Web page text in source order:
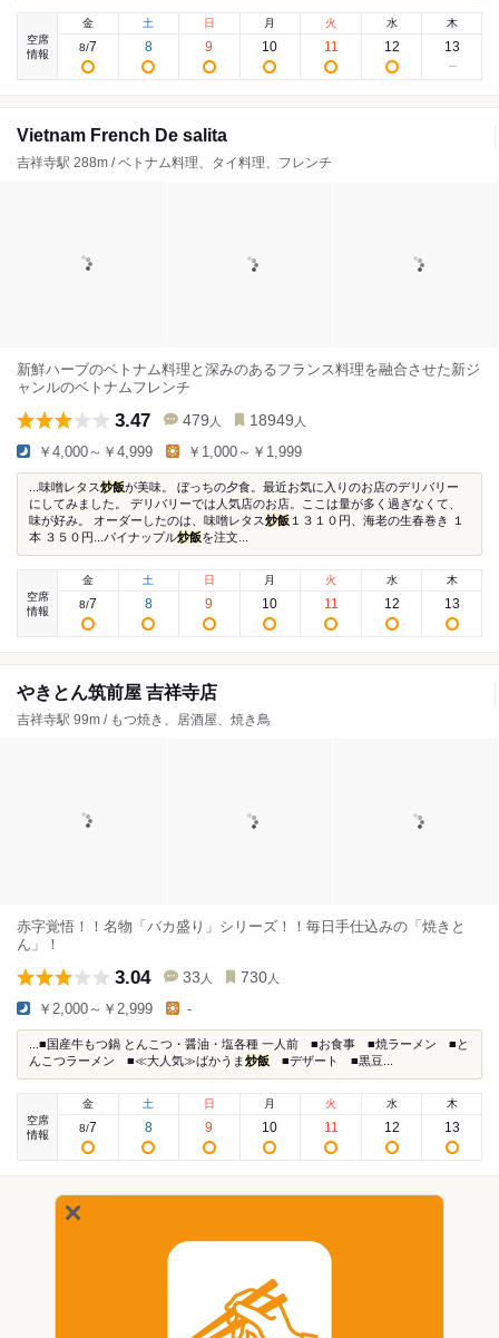
空席
情報
金
8/7
土
8
日
9
月
10
火
11
水
12
木
13
Vietnam French De salita
吉祥寺駅 288m / ベトナム料理、タイ料理、フレンチ
新鮮ハーブのベトナム料理と深みのあるフランス料理を融合させた新ジ
ャンルのベトナムフレンチ
3.47 479 人 18949 人
￥4,000～￥4,999 ￥1,000～￥1,999
...味噌レタス炒飯が美味。 ぼっちの夕食。最近お気に入りのお店のデリバリー
にしてみました。 デリバリーでは人気店のお店。ここは量が多く過ぎなくて、
味が好み。 オーダーしたのは、味噌レタス炒飯 １３１０円、海老の生春巻き １
本 ３５０円...パイナップル炒飯を注文...
空席
情報
金
8/7
土
8
日
9
月
10
火
11
水
12
木
13
やきとん筑前屋 吉祥寺店
吉祥寺駅 99m / もつ焼き、居酒屋、焼き鳥
赤字覚悟！！名物「バカ盛り」シリーズ！！毎日手仕込みの「焼きと
ん」！
3.04 33 人 730 人
￥2,000～￥2,999 -
...■国産牛もつ鍋 とんこつ・醤油・塩各種 一人前 ■お食事 ■焼ラーメン ■と
んこつラーメン ■≪大人気≫ばかうま炒飯 ■デザート ■黒豆...
空席
情報
金
8/7
土
8
日
9
月
10
火
11
水
12
木
13